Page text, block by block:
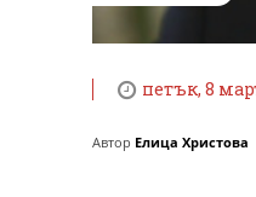
петък, 8
Автор Елица Христова